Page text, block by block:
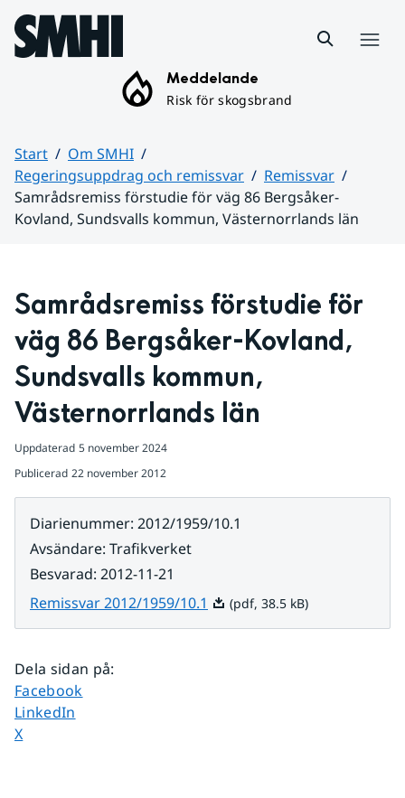
Hoppa till sidans innehåll
Meddelande
Risk för skogsbrand
Start
Om SMHI
Regeringsuppdrag och remissvar
Remissvar
Samrådsremiss förstudie för väg 86 Bergsåker-
Kovland, Sundsvalls kommun, Västernorrlands län
Samrådsremiss förstudie för
väg 86 Bergsåker-Kovland,
Sundsvalls kommun,
Västernorrlands län
Uppdaterad 5 november 2024
Publicerad 22 november 2012
Diarienummer: 2012/1959/10.1
Avsändare: Trafikverket
Besvarad: 2012-11-21
Remissvar 2012/1959/10.1 Pdf, 38.5 kB.
(pdf, 38.5 kB)
Dela sidan på:
Dela sidan på
Facebook
Dela sidan på
LinkedIn
Dela sidan på
X